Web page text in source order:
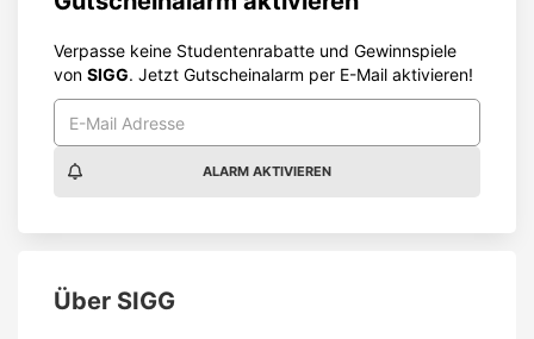
Verpasse keine Studentenrabatte und Gewinnspiele
von SIGG. Jetzt Gutscheinalarm per E-Mail aktivieren!
ALARM AKTIVIEREN
Über SIGG